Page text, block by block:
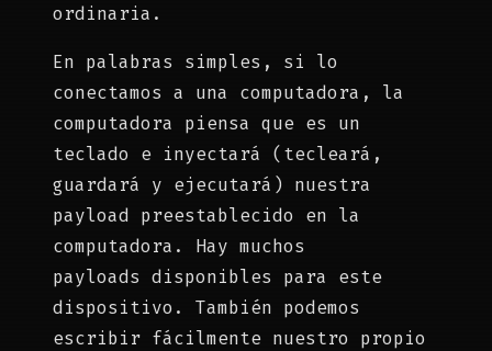
ordinaria.
En palabras simples, si lo
conectamos a una computadora, la
computadora piensa que es un
teclado e inyectará (tecleará,
guardará y ejecutará) nuestra
payload preestablecido en la
computadora. Hay muchos
payloads disponibles para este
dispositivo. También podemos
escribir fácilmente nuestro propio